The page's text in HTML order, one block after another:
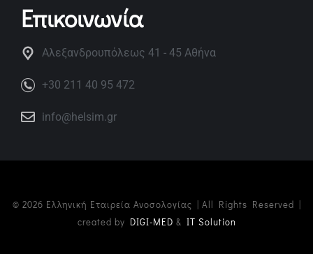
Επικοινωνία
Αλεξανδρουπόλεως 41 - 45 Αθήνα
+30 211 40 95 472
info@helsim.gr
© 2026 Ελληνική Εταιρεία Ανοσολογίας | All Rights Reserved |
created by DIGI-MED & IT Solution